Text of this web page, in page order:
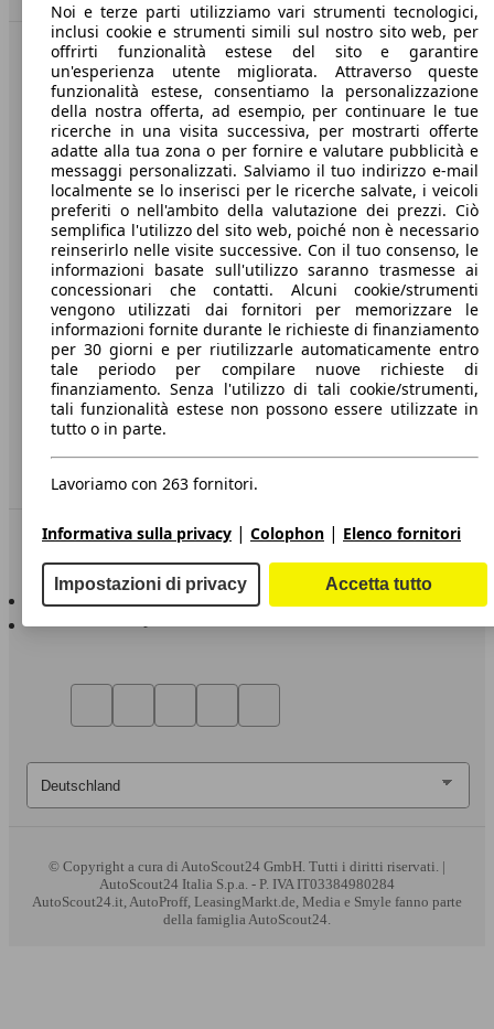
Benvenuti su AutoScout24, il mercato auto europeo.
Società
A proposito di AutoScout24
Stampa
Media
Condizioni generali
Informazioni
Privacy
Dichiarazione di Accessibilità
Area rivenditori
Sempre con te
AutoScout24 per iOS
© Copyright a cura di AutoScout24 GmbH. Tutti i diritti riservati. |
AutoScout24 Italia S.p.a. - P. IVA IT03384980284
AutoScout24.it, AutoProff, LeasingMarkt.de, Media e Smyle fanno parte
della famiglia AutoScout24.
Noi e terze parti utilizziamo vari strumenti tecnologici,
inclusi cookie e strumenti simili sul nostro sito web, per
offrirti funzionalità estese del sito e garantire
un'esperienza utente migliorata. Attraverso queste
funzionalità estese, consentiamo la personalizzazione
della nostra offerta, ad esempio, per continuare le tue
ricerche in una visita successiva, per mostrarti offerte
adatte alla tua zona o per fornire e valutare pubblicità e
messaggi personalizzati. Salviamo il tuo indirizzo e-mail
localmente se lo inserisci per le ricerche salvate, i veicoli
preferiti o nell'ambito della valutazione dei prezzi. Ciò
semplifica l'utilizzo del sito web, poiché non è necessario
reinserirlo nelle visite successive. Con il tuo consenso, le
informazioni basate sull'utilizzo saranno trasmesse ai
concessionari che contatti. Alcuni cookie/strumenti
vengono utilizzati dai fornitori per memorizzare le
informazioni fornite durante le richieste di finanziamento
per 30 giorni e per riutilizzarle automaticamente entro
tale periodo per compilare nuove richieste di
finanziamento. Senza l'utilizzo di tali cookie/strumenti,
tali funzionalità estese non possono essere utilizzate in
tutto o in parte.
Lavoriamo con 263 fornitori.
Informativa sulla privacy | Colophon | Elenco fornitori
Impostazioni di privacy Accetta tutto